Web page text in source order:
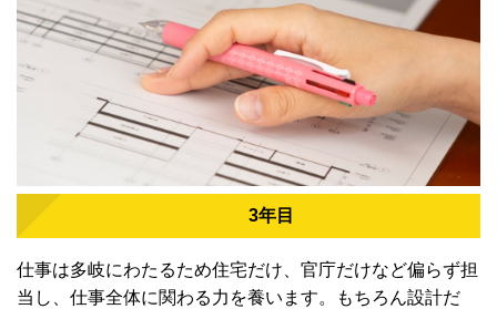
3年目
仕事は多岐にわたるため住宅だけ、官庁だけなど偏らず担
当し、仕事全体に関わる力を養います。もちろん設計だ